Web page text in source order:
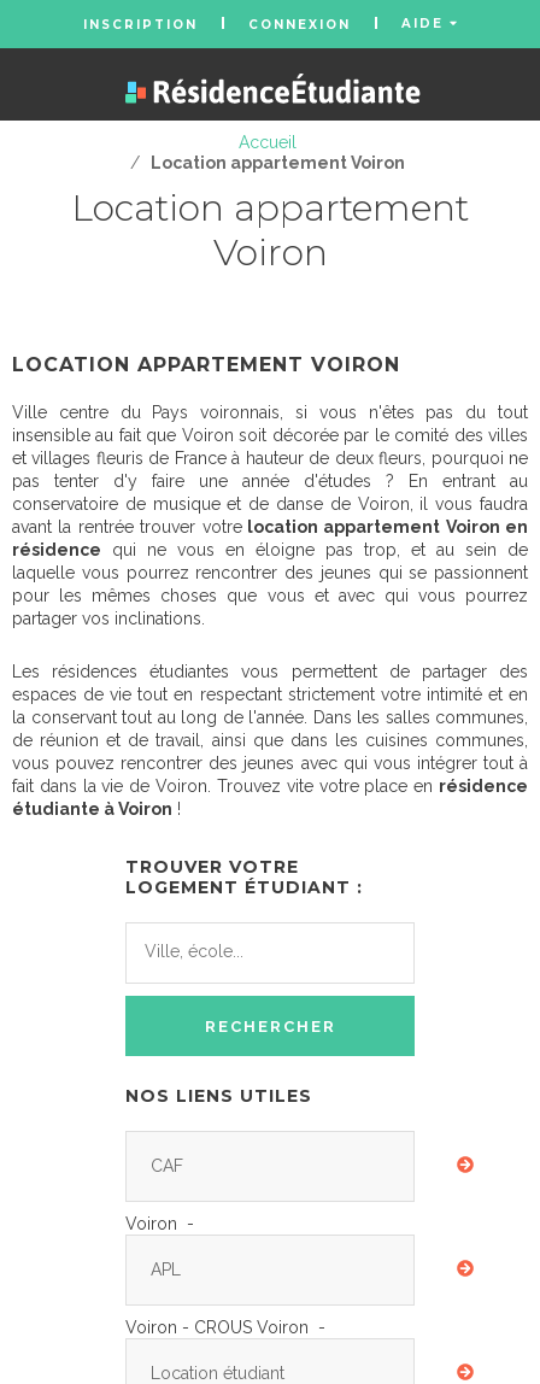
INSCRIPTION CONNEXION AIDE
Accueil
/
Location appartement Voiron
Location appartement
Voiron
LOCATION APPARTEMENT VOIRON
Ville centre du Pays voironnais, si vous n'êtes pas du tout
insensible au fait que Voiron soit décorée par le comité des villes
et villages fleuris de France à hauteur de deux fleurs, pourquoi ne
pas tenter d'y faire une année d'études ? En entrant au
conservatoire de musique et de danse de Voiron, il vous faudra
avant la rentrée trouver votrelocation appartement Voiron en
résidence qui ne vous en éloigne pas trop, et au sein de
laquelle vous pourrez rencontrer des jeunes qui se passionnent
pour les mêmes choses que vous et avec qui vous pourrez
partager vos inclinations.
Les résidences étudiantes vous permettent de partager des
espaces de vie tout en respectant strictement votre intimité et en
la conservant tout au long de l'année. Dans les salles communes,
de réunion et de travail, ainsi que dans les cuisines communes,
vous pouvez rencontrer des jeunes avec qui vous intégrer tout à
fait dans la vie de Voiron. Trouvez vite votre place en résidence
étudiante à Voiron !
TROUVER VOTRE
LOGEMENT ÉTUDIANT :
NOS LIENS UTILES
CAF
Voiron -
APL
Voiron - CROUS Voiron -
Location étudiant